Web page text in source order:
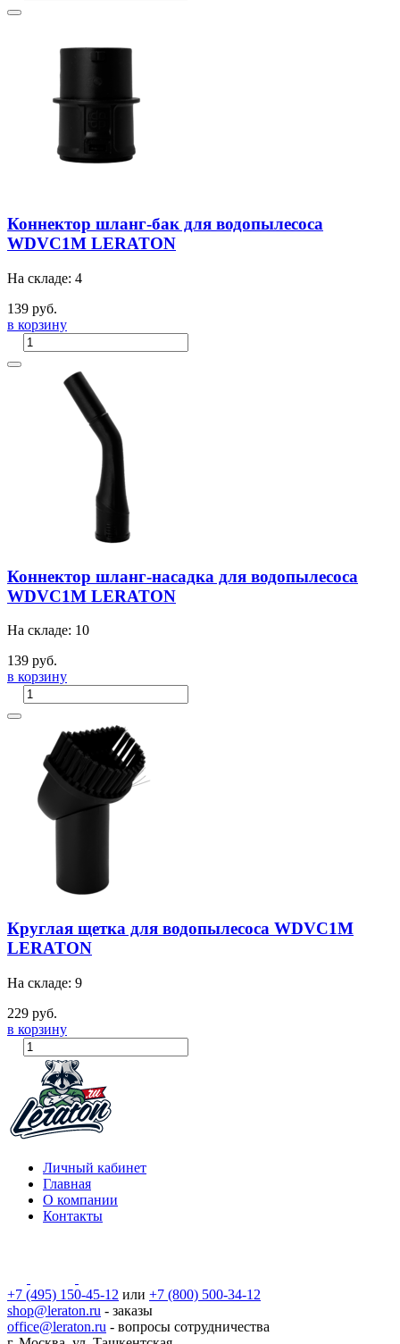
Коннектор шланг-бак для водопылесоса
WDVC1M LERATON
На складе: 4
139 руб.
в корзину
Коннектор шланг-насадка для водопылесоса
WDVC1M LERATON
На складе: 10
139 руб.
в корзину
Круглая щетка для водопылесоса WDVC1M
LERATON
На складе: 9
229 руб.
в корзину
Личный кабинет
Главная
О компании
Контакты
+7 (495) 150-45-12 или +7 (800) 500-34-12
shop@leraton.ru - заказы
office@leraton.ru - вопросы сотрудничества